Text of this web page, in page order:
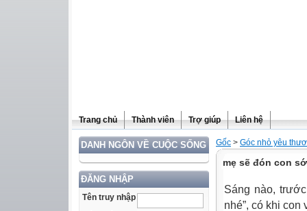
Trang chủ Thành viên Trợ giúp Liên hệ
DANH NGÔN VỀ CUỘC SỐNG
ĐĂNG NHẬP
Tên truy nhập
Gốc > Góc nhỏ yêu
mẹ sẽ đón con
Sáng nào,
nhé”, có khi